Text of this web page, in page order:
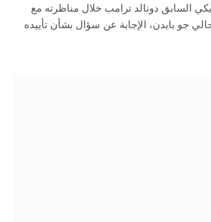
السابق دونالد ترامب خلال مناظرته مع
جو بايدن، الإجابة عن سؤال بشأن تأييده